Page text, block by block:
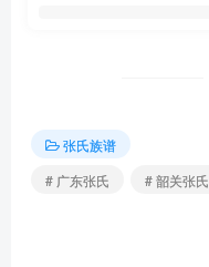
张氏族谱
# 广东张氏
# 韶关张氏